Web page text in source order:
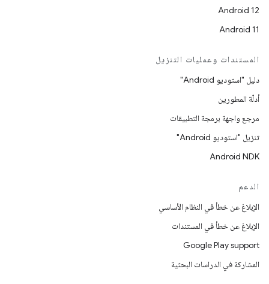
Android 12
Android 11
المستندات وعمليات التنزيل
دليل "استوديو Android"
أدلّة المطورين
مرجع واجهة برمجة التطبيقات
تنزيل "استوديو Android"
Android NDK
الدعم
الإبلاغ عن خطأ في النظام الأساسي
الإبلاغ عن خطأ في المستندات
Google Play support
المشاركة في الدراسات البحثية